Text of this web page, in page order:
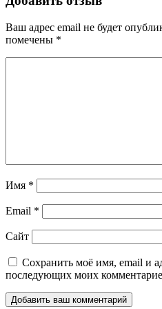
Ваш адрес email не будет
помечены *
Имя *
Email *
Сайт
Сохранить моё имя, email и
последующих моих